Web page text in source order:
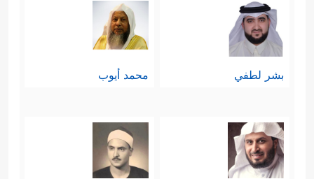
بشر لطفي محمد أيوب